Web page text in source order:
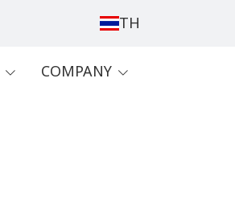
TH
COMPANY